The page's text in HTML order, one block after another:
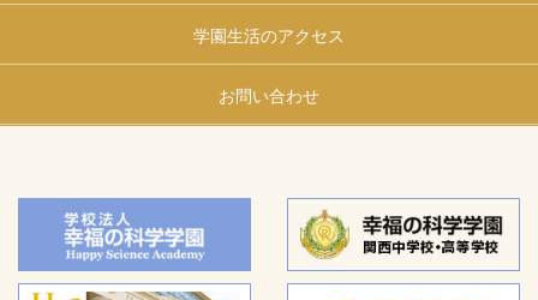
学園生活のアクセス
お問い合わせ